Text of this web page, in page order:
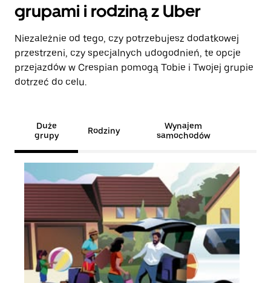
grupami i rodziną z Uber
Niezależnie od tego, czy potrzebujesz dodatkowej
przestrzeni, czy specjalnych udogodnień, te opcje
przejazdów w Crespian pomogą Tobie i Twojej grupie
dotrzeć do celu.
Duże
grupy
Rodziny
Wynajem
samochodów